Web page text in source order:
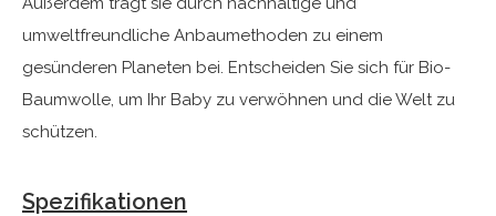
umweltfreundliche Anbaumethoden zu einem
gesünderen Planeten bei. Entscheiden Sie sich für Bio-
Baumwolle, um Ihr Baby zu verwöhnen und die Welt zu
schützen.
Spezifikationen